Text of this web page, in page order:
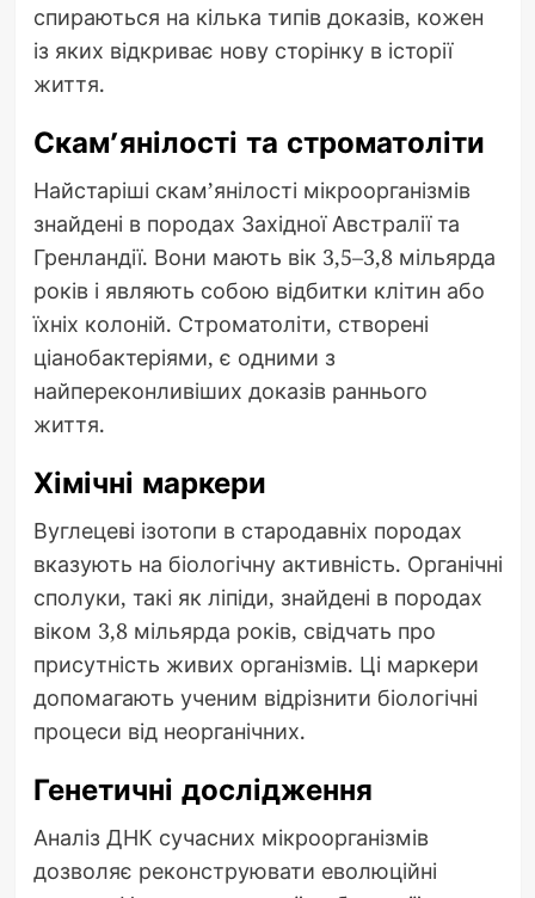
спираються на кілька типів доказів, кожен
із яких відкриває нову сторінку в історії
життя.
Скам’янілості та строматоліти
Найстаріші скам’янілості мікроорганізмів
знайдені в породах Західної Австралії та
Гренландії. Вони мають вік 3,5–3,8 мільярда
років і являють собою відбитки клітин або
їхніх колоній. Строматоліти, створені
ціанобактеріями, є одними з
найпереконливіших доказів раннього
життя.
Хімічні маркери
Вуглецеві ізотопи в стародавніх породах
вказують на біологічну активність. Органічні
сполуки, такі як ліпіди, знайдені в породах
віком 3,8 мільярда років, свідчать про
присутність живих організмів. Ці маркери
допомагають ученим відрізнити біологічні
процеси від неорганічних.
Генетичні дослідження
Аналіз ДНК сучасних мікроорганізмів
дозволяє реконструювати еволюційні